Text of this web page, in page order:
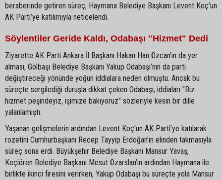
beraberinde getiren süreç, Haymana Belediye Başkanı Levent Koç’un
AK Parti’ye katılımıyla neticelendi.
Söylentiler Geride Kaldı, Odabaşı "Hizmet" Dedi
Ziyarette AK Parti Ankara İl Başkanı Hakan Han Özcan’ın da yer
alması, Gölbaşı Belediye Başkanı Yakup Odabaşı’nın da parti
değiştireceği yönünde yoğun iddialara neden olmuştu. Ancak bu
süreçte sergilediği duruşla dikkat çeken Odabaşı, iddiaları "Biz
hizmet peşindeyiz, işimize bakıyoruz" sözleriyle kesin bir dille
yalanlamıştı.
Yaşanan gelişmelerin ardından Levent Koç’un AK Parti’ye katılarak
rozetini Cumhurbaşkanı Recep Tayyip Erdoğan’ın elinden takmasıyla
süreç sona erdi. Büyükşehir Belediye Başkanı Mansur Yavaş,
Keçiören Belediye Başkanı Mesut Özarslan’ın ardından Haymana ile
birlikte ikinci firesini verirken, Yakup Odabaşı bu süreçte yola Mansur